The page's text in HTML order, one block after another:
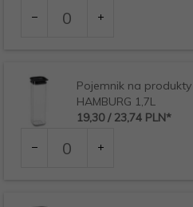
dla
Pojemnik na
HAMBURG 1,7L
19,30 / 23,74 PLN*
dla